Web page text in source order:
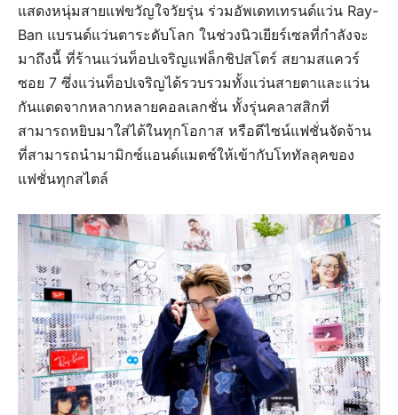
แสดงหนุ่มสายแฟขวัญใจวัยรุ่น ร่วมอัพเดทเทรนด์แว่น Ray-
Ban แบรนด์แว่นตาระดับโลก ในช่วงนิวเยียร์เซลที่กำลังจะ
มาถึงนี้ ที่ร้านแว่นท็อปเจริญแฟล็กชิปสโตร์ สยามสแควร์
ซอย 7 ซึ่งแว่นท็อปเจริญได้รวบรวมทั้งแว่นสายตาและแว่น
กันแดดจากหลากหลายคอลเลกชั่น ทั้งรุ่นคลาสสิกที่
สามารถหยิบมาใส่ได้ในทุกโอกาส หรือดีไซน์แฟชั่นจัดจ้าน
ที่สามารถนำมามิกซ์แอนด์แมตช์ให้เข้ากับโททัลลุคของ
แฟชั่นทุกสไตล์